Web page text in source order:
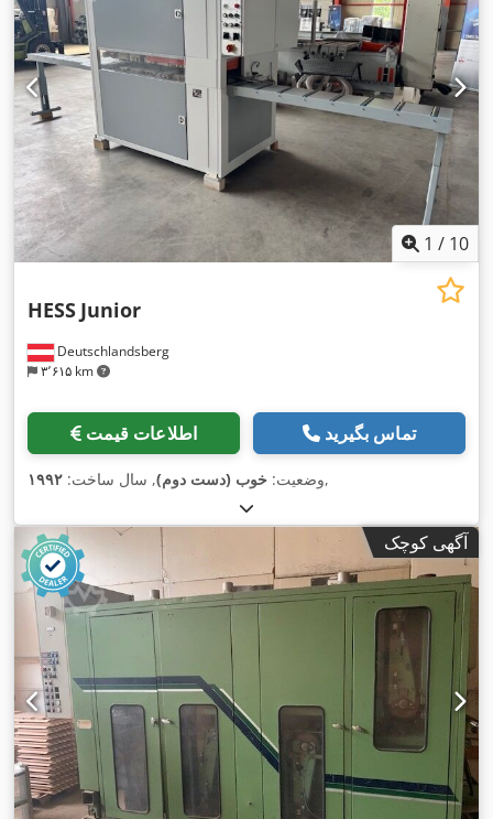
1 / 10
Deutschlandsberg
۳٬۶۱۵ km
HESS Junior
اطلاعات قیمت تماس بگیرید
وضعیت: خوب (دست دوم), سال ساخت: ۱۹۹۲ ,
آگهی کوچک